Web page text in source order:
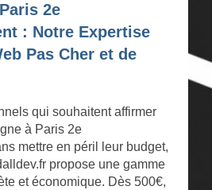
2e
: Notre Expertise
Pas Cher et de
qui souhaitent affirmer
à Paris 2e
mettre en péril leur budget,
propose une gamme
et économique. Dès 500€,